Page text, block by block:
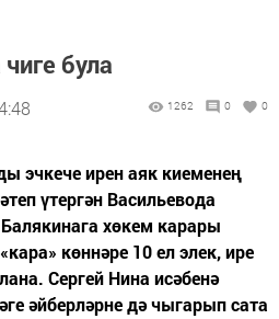
була
1262 0 0
эчкече ирен аяк киеменең
үтергән Васильевода
хөкем карары
көннәре 10 ел элек, ире
Сергей Нина исәбенә
әйберләрне дә чыгарып сата